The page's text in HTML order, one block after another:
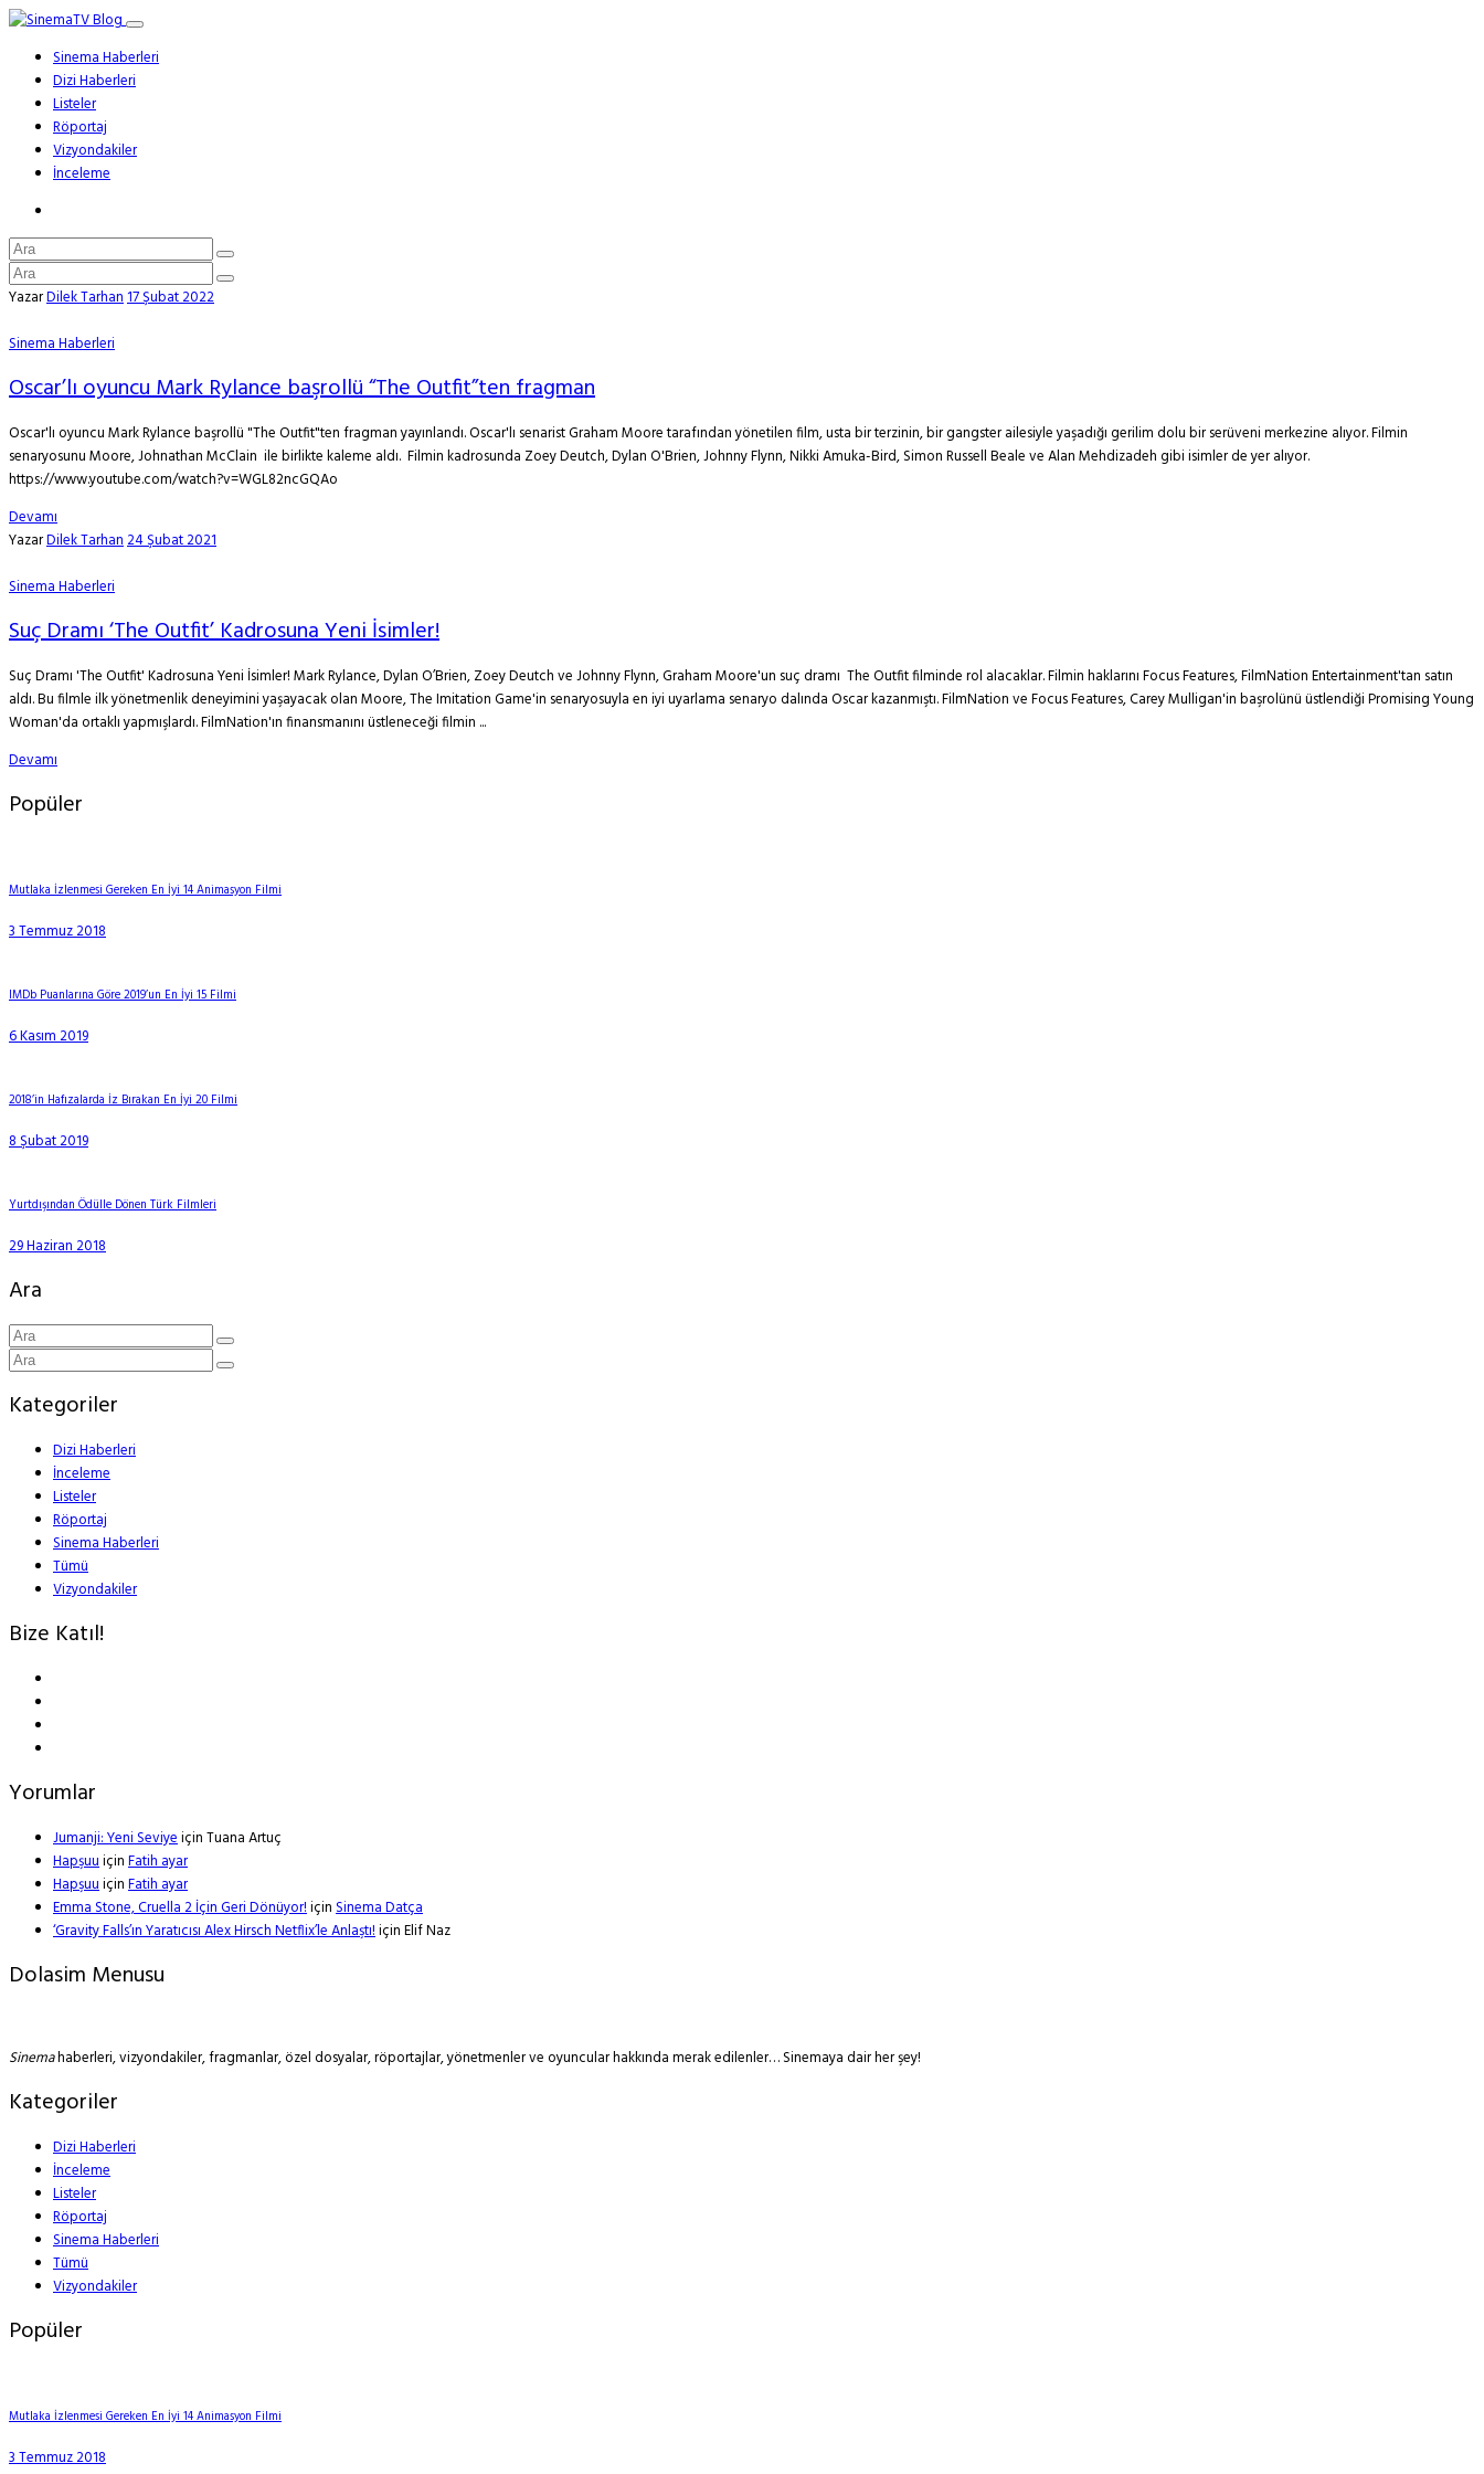
Sinema Haberleri
Dizi Haberleri
Listeler
Röportaj
Vizyondakiler
İnceleme
YazarDilek Tarhan17 Şubat 2022
Sinema Haberleri
Oscar’lı oyuncu Mark Rylance başrollü “The Outfit”ten fragman
Oscar'lı oyuncu Mark Rylance başrollü "The Outfit"ten fragman yayınlandı. Oscar'lı senarist Graham Moore tarafından yönetilen film, usta bir terzinin, bir gangster ailesiyle yaşadığı gerilim dolu bir serüveni merkezine alıyor. Filmin
senaryosunu Moore, Johnathan McClain ile birlikte kaleme aldı. Filmin kadrosunda Zoey Deutch, Dylan O'Brien, Johnny Flynn, Nikki Amuka-Bird, Simon Russell Beale ve Alan Mehdizadeh gibi isimler de yer alıyor.
https://www.youtube.com/watch?v=WGL82ncGQAo
Devamı
YazarDilek Tarhan24 Şubat 2021
Sinema Haberleri
Suç Dramı ‘The Outfit’ Kadrosuna Yeni İsimler!
Suç Dramı 'The Outfit' Kadrosuna Yeni İsimler! Mark Rylance, Dylan O’Brien, Zoey Deutch ve Johnny Flynn, Graham Moore'un suç dramı The Outfit filminde rol alacaklar. Filmin haklarını Focus Features, FilmNation Entertainment'tan satın
aldı. Bu filmle ilk yönetmenlik deneyimini yaşayacak olan Moore, The Imitation Game'in senaryosuyla en iyi uyarlama senaryo dalında Oscar kazanmıştı. FilmNation ve Focus Features, Carey Mulligan'in başrolünü üstlendiği Promising Young
Woman'da ortaklı yapmışlardı. FilmNation'ın finansmanını üstleneceği filmin ...
Devamı
Popüler
Mutlaka İzlenmesi Gereken En İyi 14 Animasyon Filmi
3 Temmuz 2018
IMDb Puanlarına Göre 2019’un En İyi 15 Filmi
6 Kasım 2019
2018’in Hafızalarda İz Bırakan En İyi 20 Filmi
8 Şubat 2019
Yurtdışından Ödülle Dönen Türk Filmleri
29 Haziran 2018
Ara
Kategoriler
Dizi Haberleri
İnceleme
Listeler
Röportaj
Sinema Haberleri
Tümü
Vizyondakiler
Bize Katıl!
Yorumlar
Jumanji: Yeni SeviyeiçinTuana Artuç
HapşuuiçinFatih ayar
HapşuuiçinFatih ayar
Emma Stone, Cruella 2 İçin Geri Dönüyor!içinSinema Datça
‘Gravity Falls’ın Yaratıcısı Alex Hirsch Netflix’le Anlaştı!içinElif Naz
Dolasim Menusu
Sinemahaberleri, vizyondakiler, fragmanlar, özel dosyalar, röportajlar, yönetmenler ve oyuncular hakkında merak edilenler… Sinemaya dair her şey!
Kategoriler
Dizi Haberleri
İnceleme
Listeler
Röportaj
Sinema Haberleri
Tümü
Vizyondakiler
Popüler
Mutlaka İzlenmesi Gereken En İyi 14 Animasyon Filmi
3 Temmuz 2018